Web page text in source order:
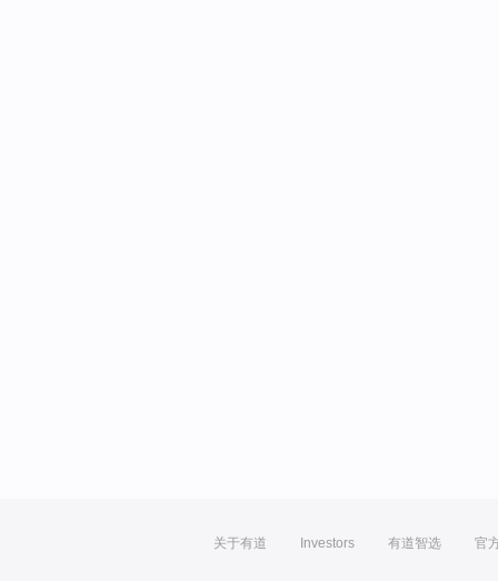
关于有道 Investors 有道智选 官